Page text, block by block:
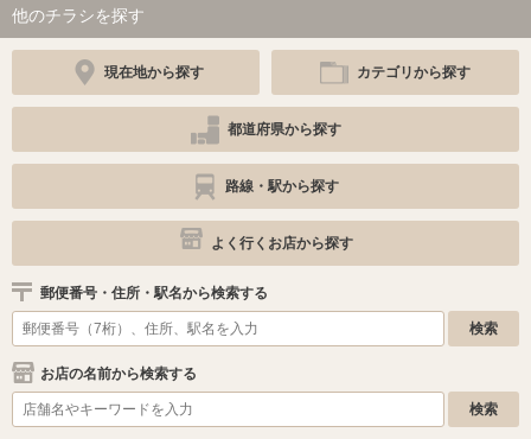
他のチラシを探す
現在地から探す カテゴリから探す
都道府県から探す
路線・駅から探す
よく行くお店から探す
郵便番号・住所・駅名から検索する
お店の名前から検索する